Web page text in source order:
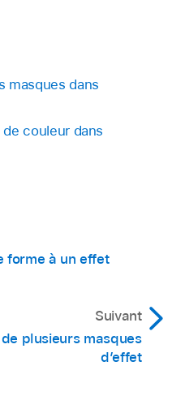
masques dans
couleur dans
forme à un effet
Suivant
plusieurs masques
d’effet